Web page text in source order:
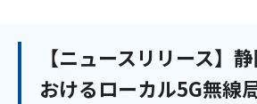
インターネッ
【ニュースリリース】
おけるローカル5G無線